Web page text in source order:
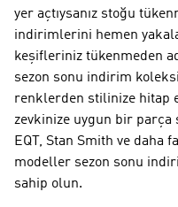
yer açtıysanız stoğu
indirimlerini hemen
keşifleriniz tükenmeden
sezon sonu indirim
renklerden stilinize hitap
zevkinize uygun bir parça
EQT, Stan Smith ve daha
modeller sezon sonu
sahip olun.